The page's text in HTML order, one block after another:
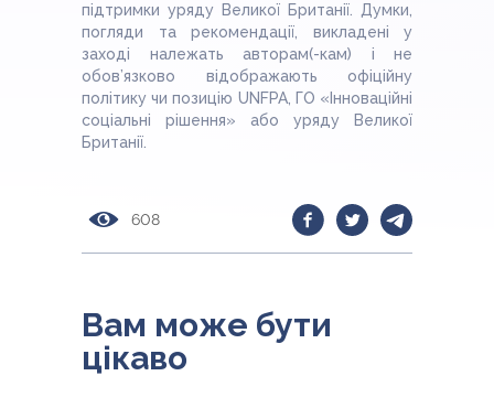
підтримки уряду Великої Британії. Думки,
погляди та рекомендації, викладені у
заході належать авторам(-кам) і не
обов’язково відображають офіційну
політику чи позицію UNFPA, ГО «Інноваційні
соціальні рішення» або уряду Великої
Британії.
608
Вам може бути
цікаво